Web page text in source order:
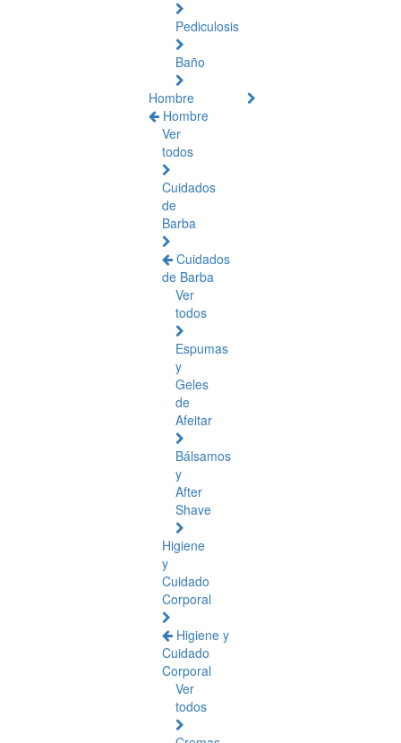
Pediculosis
Baño
Hombre
Hombre
Ver
todos
Cuidados
de
Barba
Cuidados
de Barba
Ver
todos
Espumas
y
Geles
de
Afeitar
Bálsamos
y
After
Shave
Higiene
y
Cuidado
Corporal
Higiene y
Cuidado
Corporal
Ver
todos